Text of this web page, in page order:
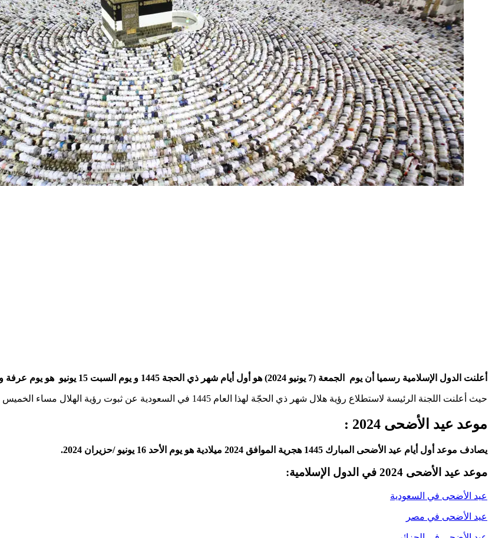
أعلنت الدول الإسلامية رسميا أن يوم الجمعة (7 يونيو 2024) هو أول أيام شهر ذي الحجة 1445 و يوم السبت 15 يونيو هو يوم عرفة ويوم الأحد 16 يونيو 2024 هو أول أيام عيد الأضحى المبارك.
حيث أعلنت اللجنة الرئيسة لاستطلاع رؤية هلال شهر ذي الحجّة لهذا العام 1445 في السعودية عن ثبوت رؤية الهلال مساء الخميس وبالتالي يكون يوم الجمعة (7-6-2024) يوم غرة شهر ذو الحجة 1445.
موعد عيد الأضحى 2024 :
يصادف موعد أول أيام عيد الأضحى المبارك 1445 هجرية الموافق 2024 ميلادية هو يوم الأحد 16 يونيو /حزيران 2024.
موعد عيد الأضحى 2024 في الدول الإسلامية:
عيد الأضحى في السعودية
عيد الأضحى في مصر